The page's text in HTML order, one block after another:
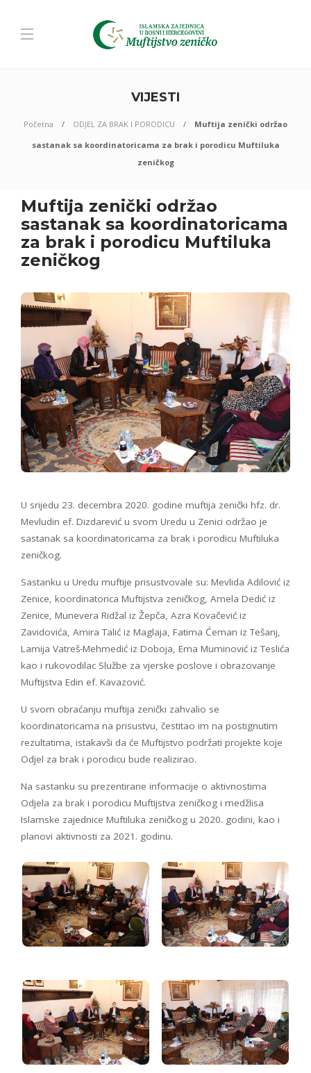
VIJESTI
Početna ODJEL ZA BRAK I PORODICU
Muftija zenički održao
sastanak sa koordinatoricama za brak i porodicu Muftiluka
zeničkog
Muftija zenički održao
sastanak sa koordinatoricama
za brak i porodicu Muftiluka
zeničkog
U srijedu 23. decembra 2020. godine muftija zenički hfz. dr.
Mevludin ef. Dizdarević u svom Uredu u Zenici održao je
sastanak sa koordinatoricama za brak i porodicu Muftiluka
zeničkog.
Sastanku u Uredu muftije prisustvovale su: Mevlida Adilović iz
Zenice, koordinatorica Muftijstva zeničkog, Amela Dedić iz
Zenice, Munevera Ridžal iz Žepča, Azra Kovačević iz
Zavidovića, Amira Talić iz Maglaja, Fatima Ćeman iz Tešanj,
Lamija Vatreš-Mehmedić iz Doboja, Ema Muminović iz Teslića
kao i rukovodilac Službe za vjerske poslove i obrazovanje
Muftijstva Edin ef. Kavazović.
U svom obraćanju muftija zenički zahvalio se
koordinatoricama na prisustvu, čestitao im na postignutim
rezultatima, istakavši da će Muftijstvo podržati projekte koje
Odjel za brak i porodicu bude realizirao.
Na sastanku su prezentirane informacije o aktivnostima
Odjela za brak i porodicu Muftijstva zeničkog i medžlisa
Islamske zajednice Muftiluka zeničkog u 2020. godini, kao i
planovi aktivnosti za 2021. godinu.